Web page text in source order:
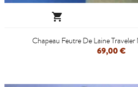

Chapeau Feutre De Laine
69,00 €